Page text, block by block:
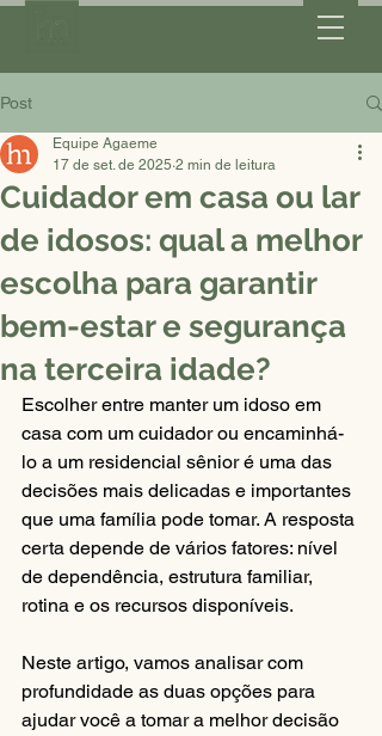
Post
Cuidador em casa ou lar
de idosos: qual a melhor
escolha para garantir
bem-estar e segurança
na terceira idade?
Equipe Agaeme
17 de set. de 2025 2 min de leitura
Escolher entre manter um idoso em
casa com um cuidador ou encaminhá-
lo a um residencial sênior é uma das
decisões mais delicadas e importantes
que uma família pode tomar. A resposta
certa depende de vários fatores: nível
de dependência, estrutura familiar,
rotina e os recursos disponíveis.
Neste artigo, vamos analisar com
profundidade as duas opções para
ajudar você a tomar a melhor decisão